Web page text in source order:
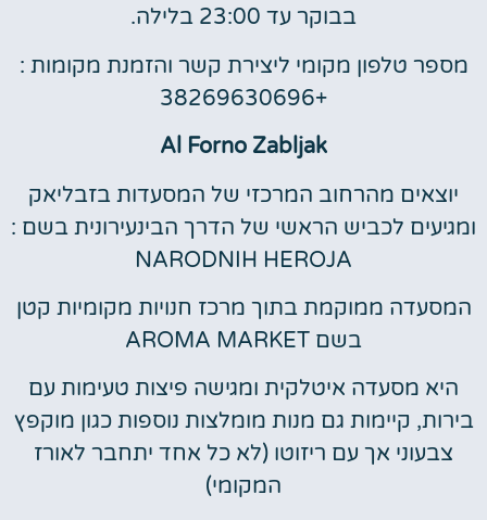
בבוקר עד 23:00 בלילה.
מספר טלפון מקומי ליצירת קשר והזמנת מקומות :
+38269630696
Al Forno Zabljak
יוצאים מהרחוב המרכזי של המסעדות בזבליאק
ומגיעים לכביש הראשי של הדרך הבינעירונית בשם :
NARODNIH HEROJA
המסעדה ממוקמת בתוך מרכז חנויות מקומיות קטן
בשם AROMA MARKET
היא מסעדה איטלקית ומגישה פיצות טעימות עם
בירות, קיימות גם מנות מומלצות נוספות כגון מוקפץ
צבעוני אך עם ריזוטו (לא כל אחד יתחבר לאורז
המקומי)